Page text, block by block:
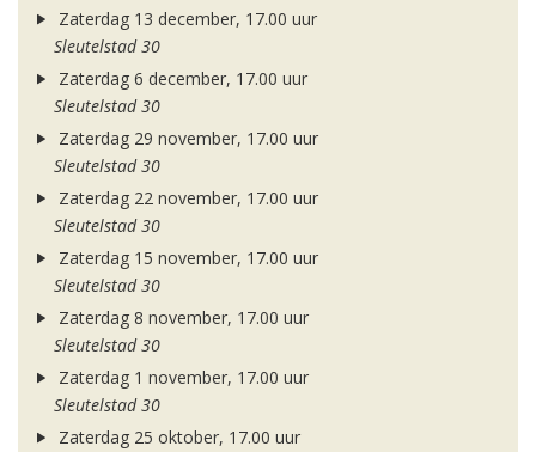
Zaterdag 13 december, 17.00 uur
Sleutelstad 30
Zaterdag 6 december, 17.00 uur
Sleutelstad 30
Zaterdag 29 november, 17.00 uur
Sleutelstad 30
Zaterdag 22 november, 17.00 uur
Sleutelstad 30
Zaterdag 15 november, 17.00 uur
Sleutelstad 30
Zaterdag 8 november, 17.00 uur
Sleutelstad 30
Zaterdag 1 november, 17.00 uur
Sleutelstad 30
Zaterdag 25 oktober, 17.00 uur